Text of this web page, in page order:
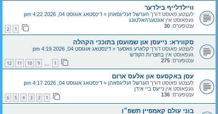
וויילדלייף בילדער
לעצטע פאוסט דורך הערשל זעליגסאהן « דינסטאג אוגוסט 04, 2026 4:22 pm
געפאוסט אין אונטערהאלטונג
ענטפערס: 30
1
2
סקווירא: נייעסן און שמועסן בתוככי הקהלה
לעצטע פאוסט דורך קלארע וואסער « דינסטאג אוגוסט 04, 2026 4:19 pm
געפאוסט אין בחצרות הקודש
ענטפערס: 275
1
9
10
11
12
עסן באקסעס און אלעס ארום
לעצטע פאוסט דורך הערשל זעליגסאהן « דינסטאג אוגוסט 04, 2026 4:17 pm
געפאוסט אין נייעס ביי אידן
ענטפערס: 136
1
2
3
4
5
6
בוני עולם קאמפיין תשפ״ו